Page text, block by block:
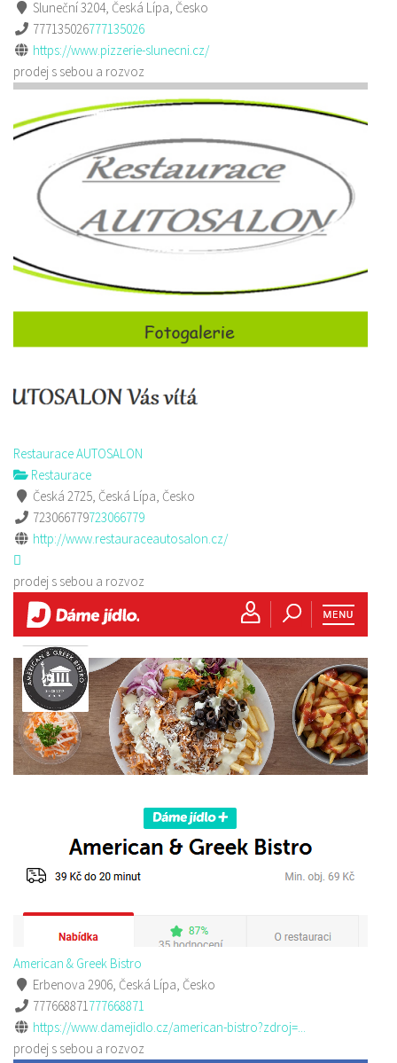
Sluneční 3204, Česká Lípa, Česko
777135026777135026
https://www.pizzerie-slunecni.cz/
prodej s sebou a rozvoz
Restaurace AUTOSALON
Restaurace
Česká 2725, Česká Lípa, Česko
723066779723066779
http://www.restauraceautosalon.cz/
prodej s sebou a rozvoz
American & Greek Bistro
Erbenova 2906, Česká Lípa, Česko
777668871777668871
https://www.damejidlo.cz/american-bistro?zdroj=...
prodej s sebou a rozvoz